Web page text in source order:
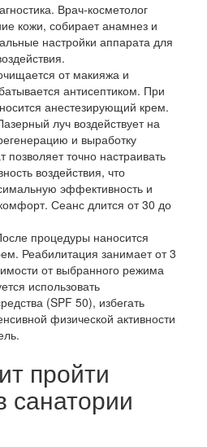
Врач-косметолог
кожи, собирает анамнез и
настройки аппарата для
от макияжа и
антисептиком. При
анестезирующий крем.
луч воздействует на
и выработку
позволяет точно настраивать
воздействия, что
эффективность и
Сеанс длится от 30 до
процедуры наносится
Реабилитация занимает от 3
от выбранного режима
использовать
(SPF 50), избегать
физической активности
пройти
санатории